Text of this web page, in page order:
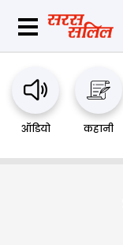
ऑडियो कहानी